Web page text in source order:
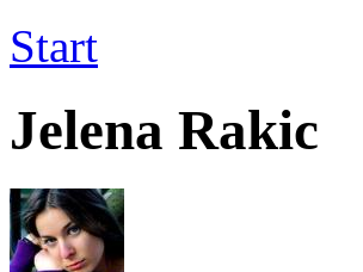
Start
Jelena Rakic